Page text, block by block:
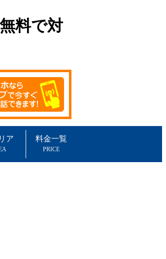
料で対
ア 料金一覧
PRICE